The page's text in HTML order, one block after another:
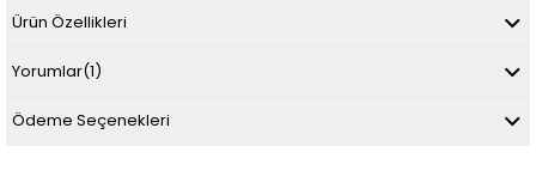
Ürün Özellikleri
Yorumlar(1)
Ödeme Seçenekleri